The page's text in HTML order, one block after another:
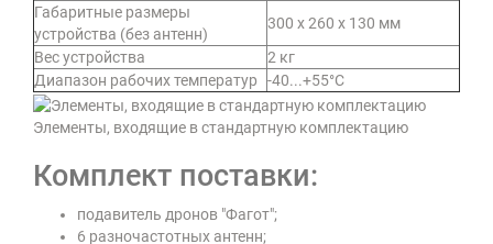
Габаритные размеры
устройства (без антенн)
300 х 260 х 130 мм
Вес устройства
2 кг
Диапазон рабочих температур
-40...+55°С
Элементы, входящие в стандартную комплектацию
Комплект поставки:
подавитель дронов "Фагот";
6 разночастотных антенн;